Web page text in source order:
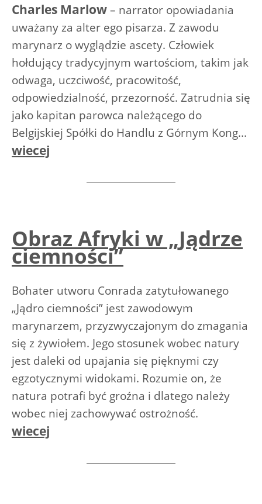
Charles Marlow– narrator opowiadania
uważany za alter ego pisarza. Z zawodu
marynarz o wyglądzie ascety. Człowiek
hołdujący tradycyjnym wartościom, takim jak
odwaga, uczciwość, pracowitość,
odpowiedzialność, przezorność. Zatrudnia się
jako kapitan parowca należącego do
Belgijskiej Spółki do Handlu z Górnym Kong...
wiecej
Obraz Afryki w „Jądrze
ciemności”
Bohater utworu Conrada zatytułowanego
„Jądro ciemności” jest zawodowym
marynarzem, przyzwyczajonym do zmagania
się z żywiołem. Jego stosunek wobec natury
jest daleki od upajania się pięknymi czy
egzotycznymi widokami. Rozumie on, że
natura potrafi być groźna i dlatego należy
wobec niej zachowywać ostrożność.
wiecej